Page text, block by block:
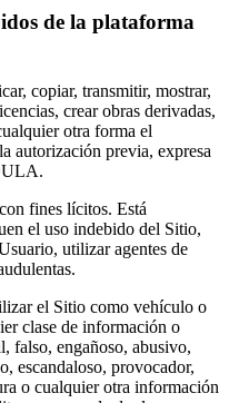
de la plataforma
copiar, transmitir, mostrar,
crear obras derivadas,
otra forma el
autorización previa, expresa
fines lícitos. Está
el uso indebido del Sitio,
utilizar agentes de
el Sitio como vehículo o
clase de información o
falso, engañoso, abusivo,
escandaloso, provocador,
o cualquier otra información